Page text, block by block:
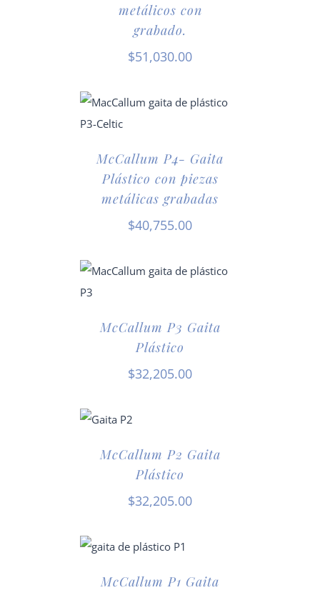
metálicos con
grabado.
$51,030.00
McCallum P4- Gaita
Plástico con piezas
metálicas grabadas
$40,755.00
McCallum P3 Gaita
Plástico
$32,205.00
CARRITO
McCallum P2 Gaita
Plástico
$32,205.00
McCallum P1 Gaita